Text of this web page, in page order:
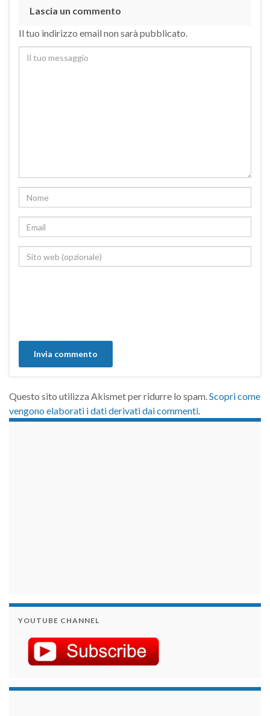
Lascia un commento
Il tuo indirizzo email non sarà pubblicato.
Questo sito utilizza Akismet per ridurre lo spam.Scopri come
vengono elaborati i dati derivati dai commenti.
YOUTUBE CHANNEL